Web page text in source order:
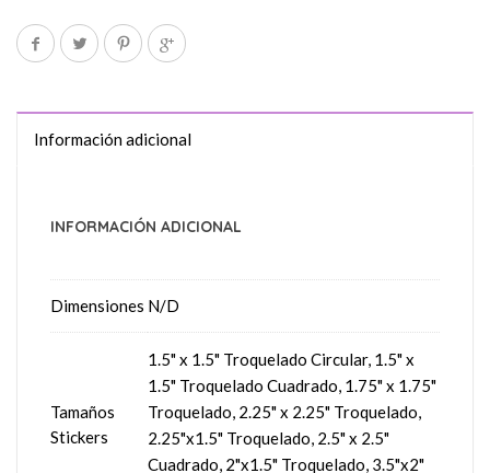
Información adicional
INFORMACIÓN ADICIONAL
Dimensiones N/D
Tamaños
Stickers
1.5" x 1.5" Troquelado Circular, 1.5" x
1.5" Troquelado Cuadrado, 1.75" x 1.75"
Troquelado, 2.25" x 2.25" Troquelado,
2.25"x1.5" Troquelado, 2.5" x 2.5"
Cuadrado, 2"x1.5" Troquelado, 3.5"x2"